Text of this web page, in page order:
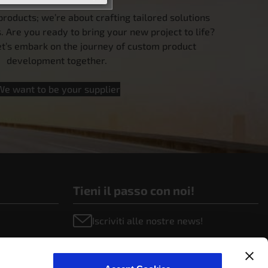
we’re about crafting tailored solutions
Are you ready to bring your new project to life?
embark on the journey of custom product
development together.
want to be your supplier
Tieni il passo con noi!
Iscriviti alle nostre news!